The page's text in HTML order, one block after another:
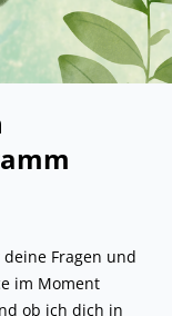
Fragen und
im Moment
ob ich dich in